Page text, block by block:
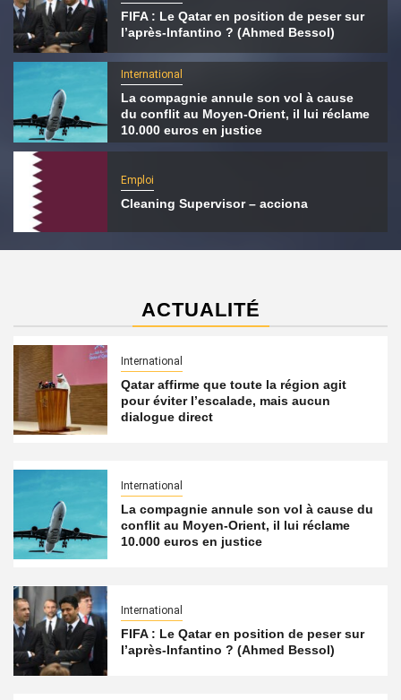
FIFA : Le Qatar en position de peser sur
l’après-Infantino ? (Ahmed Bessol)
International
La compagnie annule son vol à cause
du conflit au Moyen-Orient, il lui réclame
10.000 euros en justice
Emploi
Cleaning Supervisor – acciona
ACTUALITÉ
International
Qatar affirme que toute la région agit
pour éviter l’escalade, mais aucun
dialogue direct
International
La compagnie annule son vol à cause du
conflit au Moyen-Orient, il lui réclame
10.000 euros en justice
International
FIFA : Le Qatar en position de peser sur
l’après-Infantino ? (Ahmed Bessol)